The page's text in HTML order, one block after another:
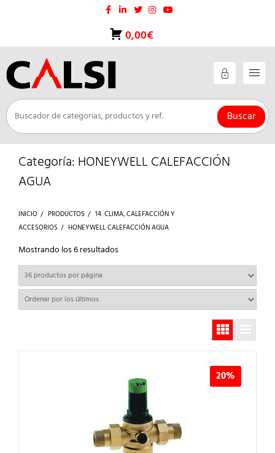
0,00€
Buscar
Categoría: HONEYWELL CALEFACCIÓN
AGUA
INICIO PRODUCTOS
14. CLIMA, CALEFACCIÓN Y
ACCESORIOS
HONEYWELL CALEFACCIÓN AGUA
Mostrando los 6 resultadosOrdenado
por
últimos
20%